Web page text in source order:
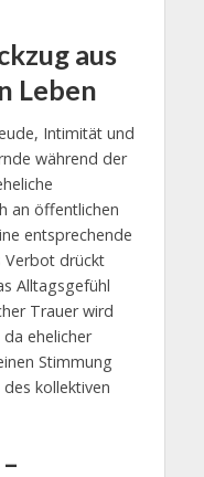
aus
Leben
Intimität und
während der
an öffentlichen
entsprechende
Verbot drückt
Alltagsgefühl
Trauer wird
ehelicher
Stimmung
kollektiven